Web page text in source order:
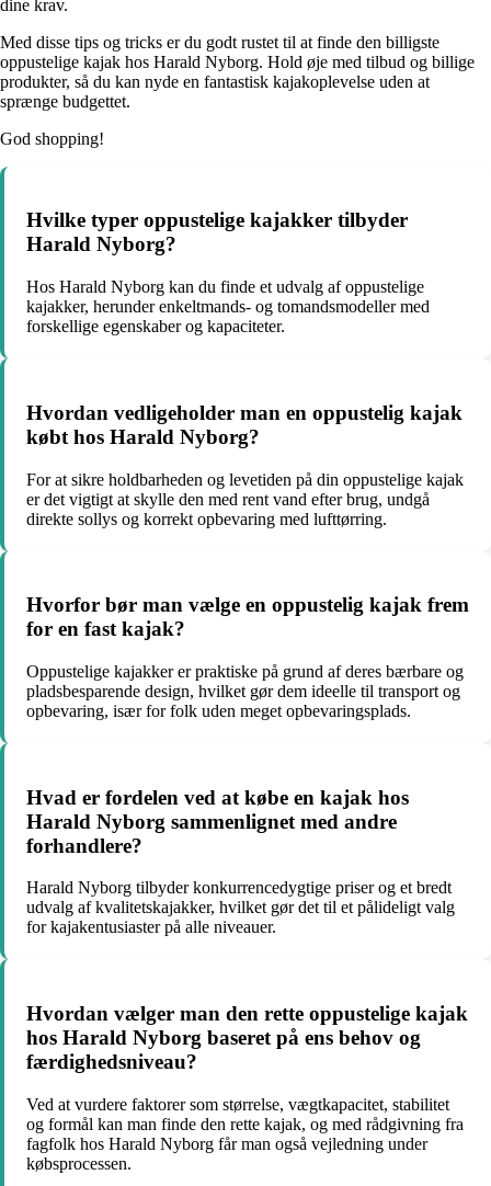
dine krav.
Med disse tips og tricks er du godt rustet til at finde den billigste
oppustelige kajak hos Harald Nyborg. Hold øje med tilbud og billige
produkter, så du kan nyde en fantastisk kajakoplevelse uden at
sprænge budgettet.
God shopping!
Hvilke typer oppustelige kajakker tilbyder
Harald Nyborg?
Hos Harald Nyborg kan du finde et udvalg af oppustelige
kajakker, herunder enkeltmands- og tomandsmodeller med
forskellige egenskaber og kapaciteter.
Hvordan vedligeholder man en oppustelig kajak
købt hos Harald Nyborg?
For at sikre holdbarheden og levetiden på din oppustelige kajak
er det vigtigt at skylle den med rent vand efter brug, undgå
direkte sollys og korrekt opbevaring med lufttørring.
Hvorfor bør man vælge en oppustelig kajak frem
for en fast kajak?
Oppustelige kajakker er praktiske på grund af deres bærbare og
pladsbesparende design, hvilket gør dem ideelle til transport og
opbevaring, især for folk uden meget opbevaringsplads.
Hvad er fordelen ved at købe en kajak hos
Harald Nyborg sammenlignet med andre
forhandlere?
Harald Nyborg tilbyder konkurrencedygtige priser og et bredt
udvalg af kvalitetskajakker, hvilket gør det til et pålideligt valg
for kajakentusiaster på alle niveauer.
Hvordan vælger man den rette oppustelige kajak
hos Harald Nyborg baseret på ens behov og
færdighedsniveau?
Ved at vurdere faktorer som størrelse, vægtkapacitet, stabilitet
og formål kan man finde den rette kajak, og med rådgivning fra
fagfolk hos Harald Nyborg får man også vejledning under
købsprocessen.